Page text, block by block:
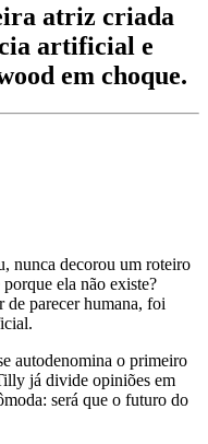
atriz criada
artificial e
em choque.
nunca decorou um roteiro
ela não existe?
parecer humana, foi
autodenomina o primeiro
já divide opiniões em
será que o futuro do